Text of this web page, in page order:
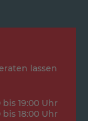
lassen
bis 19:00 Uhr
bis 18:00 Uhr